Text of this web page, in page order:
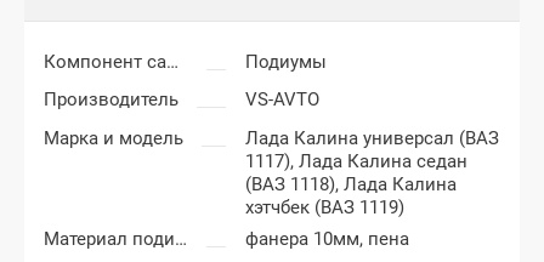
Компонент салона
Подиумы
Производитель
VS-AVTO
Марка и модель
Лада Калина универсал (ВАЗ
1117),Лада Калина седан
(ВАЗ 1118),Лада Калина
хэтчбек (ВАЗ 1119)
Материал подиумов
фанера 10мм, пена